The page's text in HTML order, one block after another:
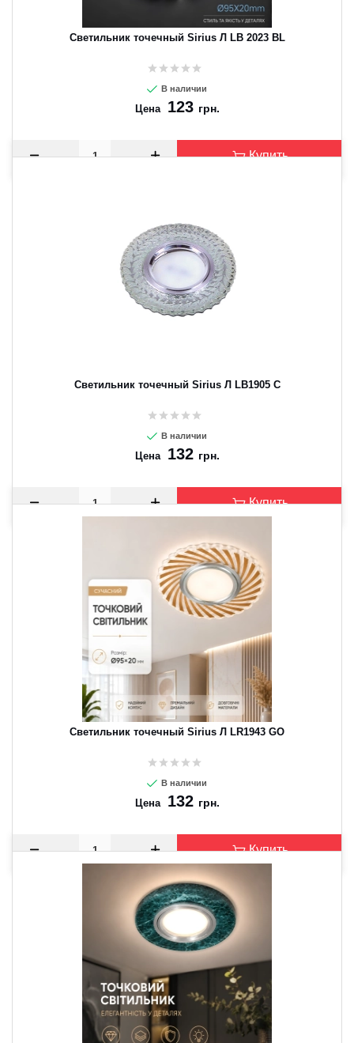
Светильник точечный Sirius Л LB 2023 BL
В наличии
Цена 123 грн.
Купить
Светильник точечный Sirius Л LB1905 C
В наличии
Цена 132 грн.
Купить
Светильник точечный Sirius Л LR1943 GO
В наличии
Цена 132 грн.
Купить